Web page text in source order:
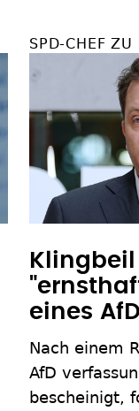
SPD-CHEF ZU
eines
Nach einem
AfD
bescheinigt,